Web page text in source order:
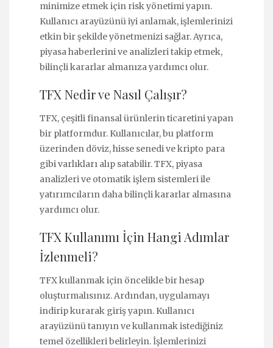
minimize etmek için risk yönetimi yapın.
Kullanıcı arayüzünü iyi anlamak, işlemlerinizi
etkin bir şekilde yönetmenizi sağlar. Ayrıca,
piyasa haberlerini ve analizleri takip etmek,
bilinçli kararlar almanıza yardımcı olur.
TFX Nedir ve Nasıl Çalışır?
TFX, çeşitli finansal ürünlerin ticaretini yapan
bir platformdur. Kullanıcılar, bu platform
üzerinden döviz, hisse senedi ve kripto para
gibi varlıkları alıp satabilir. TFX, piyasa
analizleri ve otomatik işlem sistemleri ile
yatırımcıların daha bilinçli kararlar almasına
yardımcı olur.
TFX Kullanımı İçin Hangi Adımlar
İzlenmeli?
TFX kullanmak için öncelikle bir hesap
oluşturmalısınız. Ardından, uygulamayı
indirip kurarak giriş yapın. Kullanıcı
arayüzünü tanıyın ve kullanmak istediğiniz
temel özellikleri belirleyin. İşlemlerinizi